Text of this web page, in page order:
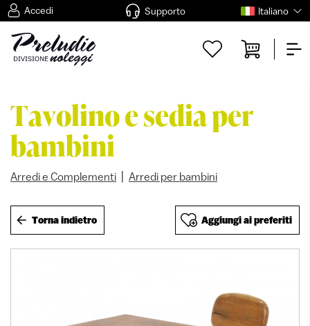
Accedi Supporto Italiano
Tavolino e sedia per
bambini
Arredi e Complementi Arredi per bambini
Torna indietro Aggiungi ai preferiti